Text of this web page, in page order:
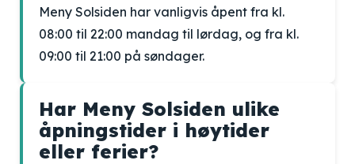
Meny Solsiden har vanligvis åpent fra kl.
08:00 til 22:00 mandag til lørdag, og fra kl.
09:00 til 21:00 på søndager.
Har Meny Solsiden ulike
åpningstider i høytider
eller ferier?